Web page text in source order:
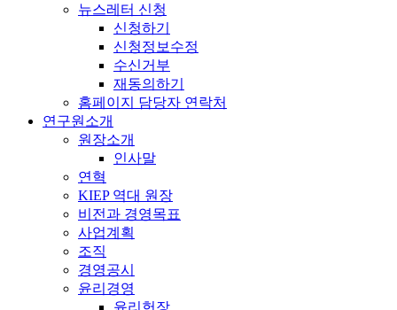
뉴스레터 신청
신청하기
신청정보수정
수신거부
재동의하기
홈페이지 담당자 연락처
연구원소개
원장소개
인사말
연혁
KIEP 역대 원장
비전과 경영목표
사업계획
조직
경영공시
윤리경영
윤리헌장